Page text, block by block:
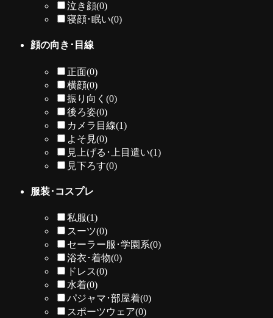
泣き顔(0)
寝顔･眠い(0)
顔の向き･目線
正面(0)
横顔(0)
振り向く(0)
後ろ姿(0)
カメラ目線(1)
よそ見(0)
見上げる･上目遣い(1)
見下ろす(0)
服装･コスプレ
私服(1)
スーツ(0)
セーラー服･学園系(0)
浴衣･着物(0)
ドレス(0)
水着(0)
パジャマ･部屋着(0)
スポーツウェア(0)